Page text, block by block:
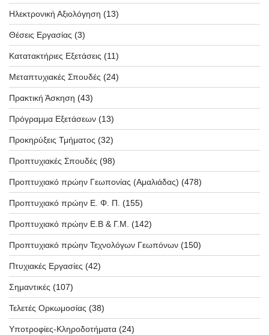
Ηλεκτρονική Αξιολόγηση (13)
Θέσεις Εργασίας (3)
Κατατακτήριες Εξετάσεις (11)
Μεταπτυχιακές Σπουδές (24)
Πρακτική Άσκηση (43)
Πρόγραμμα Εξετάσεων (13)
Προκηρύξεις Τμήματος (32)
Προπτυχιακές Σπουδές (98)
Προπτυχιακό πρώην Γεωπονίας (Αμαλιάδας) (478)
Προπτυχιακό πρώην Ε. Φ. Π. (155)
Προπτυχιακό πρώην Ε.Β & Γ.Μ. (142)
Προπτυχιακό πρώην Τεχνολόγων Γεωπόνων (150)
Πτυχιακές Εργασίες (42)
Σημαντικές (107)
Τελετές Ορκωμοσίας (38)
Υποτροφίες-Κληροδοτήματα (24)